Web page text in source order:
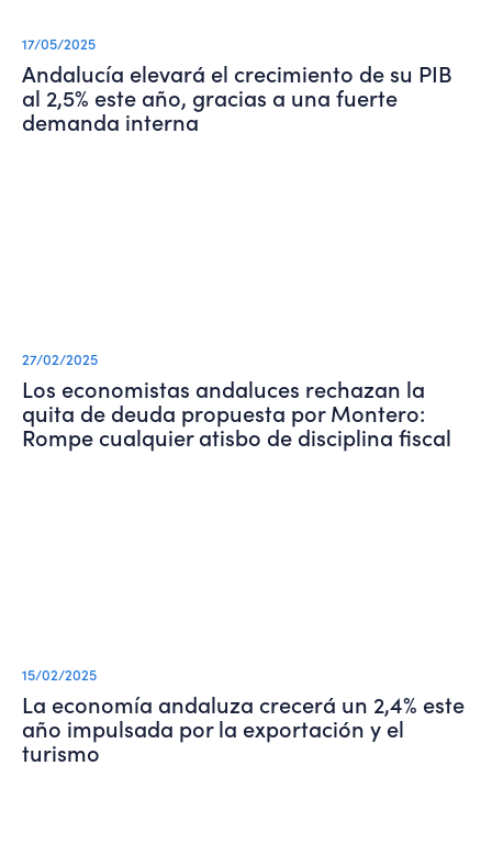
17/05/2025
Andalucía elevará el crecimiento de su PIB
al 2,5% este año, gracias a una fuerte
demanda interna
27/02/2025
Los economistas andaluces rechazan la
quita de deuda propuesta por Montero:
Rompe cualquier atisbo de disciplina fiscal
15/02/2025
La economía andaluza crecerá un 2,4% este
año impulsada por la exportación y el
turismo